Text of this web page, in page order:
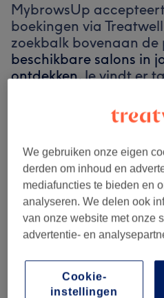
MybrowsUp
boekingen via
zoekbalk bovenaan de
beschikbare salons in
ontdekken. Je vindt er
Vind de beste salons
Zoek op
We gebruiken onze eigen
derden om inhoud en
mediafuncties te bieden en
analyseren. We delen ook
van onze website met onze
advertentie- en
Cookie-
instellingen